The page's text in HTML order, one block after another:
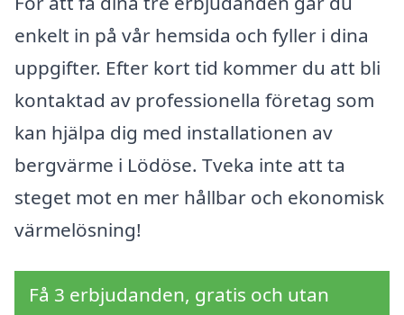
enkelt in på vår hemsida och fyller i dina
uppgifter. Efter kort tid kommer du att bli
kontaktad av professionella företag som
kan hjälpa dig med installationen av
bergvärme i Lödöse. Tveka inte att ta
steget mot en mer hållbar och ekonomisk
värmelösning!
Få 3 erbjudanden, gratis och utan